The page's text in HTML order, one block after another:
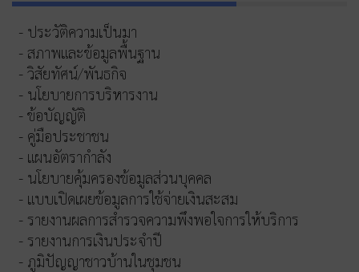
- ประวัติความเป็นมา
- สภาพและข้อมูลพื้นฐาน
- วิสัยทัศน์/พันธกิจ
- นโยบายการบริหารงาน
- ข้อบัญญัติ
- คู่มือประชาชน
- แผนอัตรากำลัง
- นโยบายคุ้มครองข้อมูลส่วนบุคคล
- แบบเปิดเผยข้อมูลการใช้จ่ายเงินสะสม
- รายงานผลการสำรวจความพึงพอใจการให้บริการ
- รายงานการเงินประจำปี
- ภูมิปัญญาชาวบ้านในชุมชน